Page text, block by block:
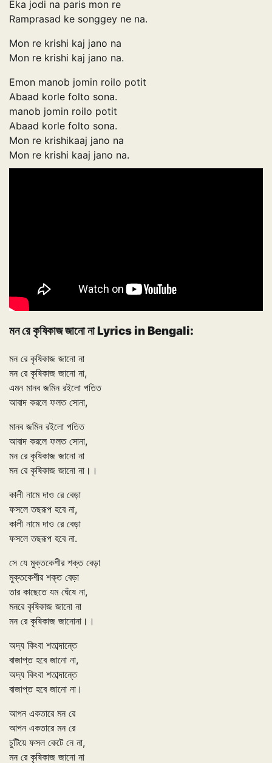
Eka jodi na paris mon re
Ramprasad ke songgey ne na.
Mon re krishi kaj jano na
Mon re krishi kaj jano na.
Emon manob jomin roilo potit
Abaad korle folto sona.
manob jomin roilo potit
Abaad korle folto sona.
Mon re krishikaaj jano na
Mon re krishi kaaj jano na.
মন রে কৃষিকাজ জানো না Lyrics in Bengali:
মন রে কৃষিকাজ জানো না
মন রে কৃষিকাজ জানো না,
এমন মানব জমিন রইলো পতিত
আবাদ করলে ফলত সোনা,
মানব জমিন রইলো পতিত
আবাদ করলে ফলত সোনা,
মন রে কৃষিকাজ জানো না
মন রে কৃষিকাজ জানো না।।
কালী নামে দাও রে বেড়া
ফসলে তছরূপ হবে না,
কালী নামে দাও রে বেড়া
ফসলে তছরূপ হবে না.
সে যে মুক্তকেশীর শক্ত বেড়া
মুক্তকেশীর শক্ত বেড়া
তার কাছেতে যম ঘেঁষে না,
মনরে কৃষিকাজ জানো না
মন রে কৃষিকাজ জানোনা।।
অদ্য কিংবা শতাব্দান্তে
বাজাপ্ত হবে জানো না,
অদ্য কিংবা শতাব্দান্তে
বাজাপ্ত হবে জানো না।
আপন একতারে মন রে
আপন একতারে মন রে
চুটিয়ে ফসল কেটে নে না,
মন রে কৃষিকাজ জানো না